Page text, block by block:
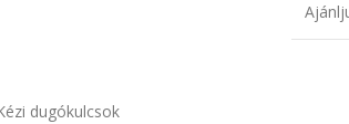
dugókulcsok